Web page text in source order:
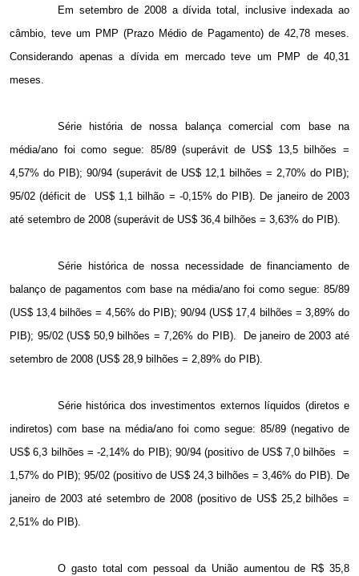
Em setembro de 2008 adívida total, inclusive indexada ao
câmbio, teve um PMP (Prazo Médio de Pagamento) de 42,78 meses.
Considerando apenas a dívida em mercado teve um PMP de 40,31
meses.
Série história de nossa balança comercial com base na
média/ano foi como segue: 85/89 (superávit de US$ 13,5 bilhões =
4,57% do PIB); 90/94 (superávit de US$ 12,1 bilhões = 2,70% do PIB);
95/02 (déficit de
US$ 1,1 bilhão = -0,15% do PIB). De janeiro de 2003
até setembro de 2008 (superávit de US$ 36,4 bilhões = 3,63% do PIB).
Série histórica de nossa necessidade de financiamento de
balanço de pagamentos com base na média/ano foi como segue: 85/89
(US$ 13,4 bilhões = 4,56% do PIB); 90/94 (US$ 17,4 bilhões = 3,89% do
PIB); 95/02 (US$ 50,9 bilhões = 7,26% do PIB).
De janeiro de 2003 até
setembro de 2008 (US$ 28,9 bilhões = 2,89% do PIB).
Série histórica dos investimentos externos líquidos (diretos e
indiretos) com base na média/ano foi como segue: 85/89 (negativo de
US$ 6,3 bilhões = -2,14% do PIB); 90/94 (positivo de US$ 7,0 bilhões
=
1,57% do PIB); 95/02 (positivo de US$ 24,3 bilhões = 3,46% do PIB). De
janeiro de 2003 até setembro de 2008 (positivo de US$ 25,2 bilhões =
2,51% do PIB).
O gasto total com pessoal da União aumentou de R$ 35,8